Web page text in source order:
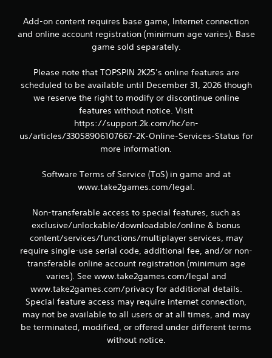
Add-on content requires base game, Internet connection
and online account registration (minimum age varies). Base
game sold separately.
Please note that TOPSPIN 2K25’s online features are
scheduled to be available until December 31, 2026 though
we reserve the right to modify or discontinue online
features without notice. Visit
https://support.2k.com/hc/en-
us/articles/33058906107667-2K-Online-Services-Status for
more information.
Software Terms of Service (ToS) in game and at
www.take2games.com/legal.
Non-transferable access to special features, such as
exclusive/unlockable/downloadable/online & bonus
content/services/functions/multiplayer services, may
require single-use serial code, additional fee, and/or non-
transferable online account registration (minimum age
varies). See www.take2games.com/legal and
www.take2games.com/privacy for additional details.
Special feature access may require internet connection,
may not be available to all users or at all times, and may
be terminated, modified, or offered under different terms
without notice.